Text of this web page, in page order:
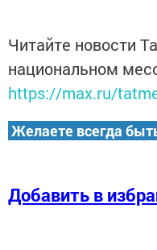
Читайте новости
национальном
https://max.ru/
Желаете всегда
Добавить в